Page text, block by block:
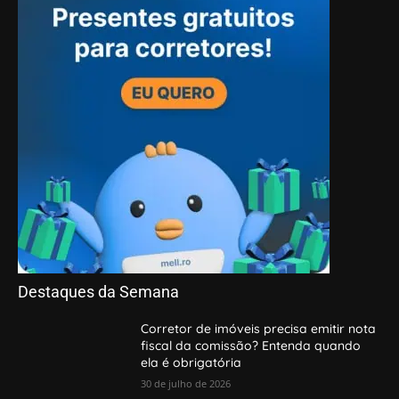
Destaques da Semana
Corretor de imóveis precisa emitir nota
fiscal da comissão? Entenda quando
ela é obrigatória
30 de julho de 2026